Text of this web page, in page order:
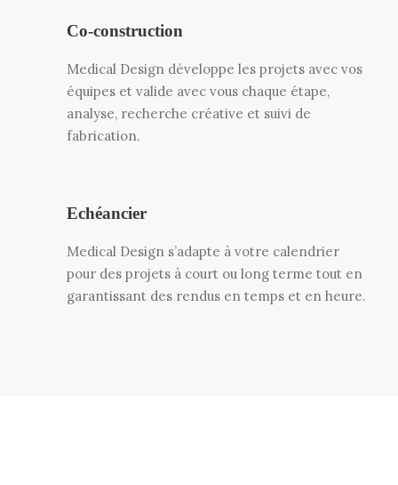
Co-construction
Medical Design développe les projets avec vos
équipes et valide avec vous chaque étape,
analyse, recherche créative et suivi de
fabrication.
Echéancier
Medical Design s’adapte à votre calendrier
pour des projets à court ou long terme tout en
garantissant des rendus en temps et en heure.